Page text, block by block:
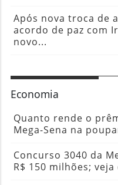
Após nova troca de
acordo de paz com
novo...
Economia
Quanto rende o
Mega-Sena na
Concurso 3040 da
R$ 150 milhões;